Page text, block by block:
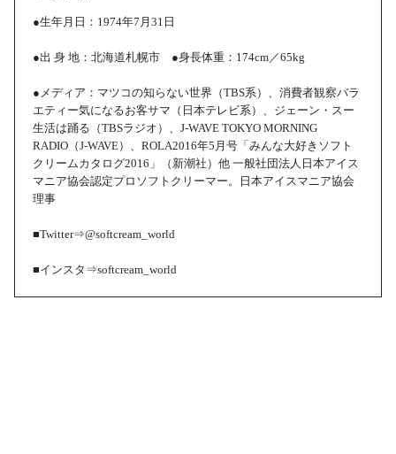
●生年月日：1974年7月31日
●出 身 地：北海道札幌市 ●身長体重：174cm／65kg
●メディア：マツコの知らない世界（TBS系）、消費者観察バラ
エティー気になるお客サマ（日本テレビ系）、ジェーン・スー
生活は踊る（TBSラジオ）、J-WAVE TOKYO MORNING
RADIO（J-WAVE）、ROLA2016年5月号「みんな大好きソフト
クリームカタログ2016」（新潮社）他 一般社団法人日本アイス
マニア協会認定プロソフトクリーマー。日本アイスマニア協会
理事
■Twitter⇒@softcream_world
■インスタ⇒softcream_world